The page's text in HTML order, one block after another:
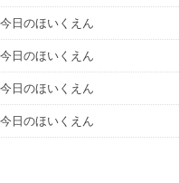
今日のほいくえん
今日のほいくえん
今日のほいくえん
今日のほいくえん